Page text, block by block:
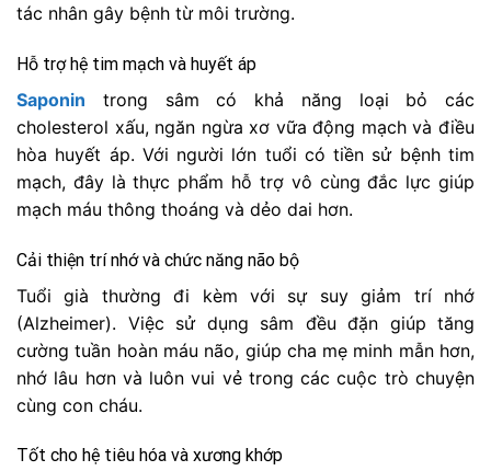
tác nhân gây bệnh từ môi trường.
Hỗ trợ hệ tim mạch và huyết áp
Saponin trong sâm có khả năng loại bỏ các
cholesterol xấu, ngăn ngừa xơ vữa động mạch và điều
hòa huyết áp. Với người lớn tuổi có tiền sử bệnh tim
mạch, đây là thực phẩm hỗ trợ vô cùng đắc lực giúp
mạch máu thông thoáng và dẻo dai hơn.
Cải thiện trí nhớ và chức năng não bộ
Tuổi già thường đi kèm với sự suy giảm trí nhớ
(Alzheimer). Việc sử dụng sâm đều đặn giúp tăng
cường tuần hoàn máu não, giúp cha mẹ minh mẫn hơn,
nhớ lâu hơn và luôn vui vẻ trong các cuộc trò chuyện
cùng con cháu.
Tốt cho hệ tiêu hóa và xương khớp